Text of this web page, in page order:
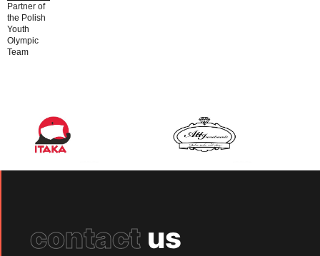
Partner of
the Polish
Youth
Olympic
Team
contact us